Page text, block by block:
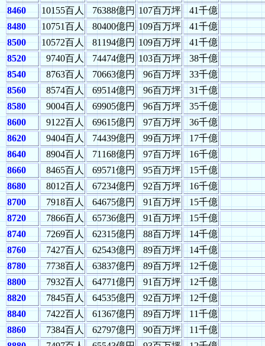
8460
10155百人 76388億円 107百万坪
41千億
8480
10751百人 80400億円 109百万坪
41千億
8500
10572百人 81194億円 109百万坪
41千億
8520
9740百人 74474億円 103百万坪
38千億
8540
8763百人 70663億円 96百万坪
33千億
8560
8574百人 69514億円 96百万坪
31千億
8580
9004百人 69905億円 96百万坪
35千億
8600
9122百人 69615億円 97百万坪
36千億
8620
9404百人 74439億円 99百万坪
17千億
8640
8904百人 71168億円 97百万坪
16千億
8660
8465百人 69571億円 95百万坪
15千億
8680
8012百人 67234億円 92百万坪
16千億
8700
7918百人 64675億円 91百万坪
15千億
8720
7866百人 65736億円 91百万坪
15千億
8740
7269百人 62315億円 88百万坪
14千億
8760
7427百人 62543億円 89百万坪
14千億
8780
7738百人 63837億円 89百万坪
12千億
8800
7932百人 64771億円 91百万坪
12千億
8820
7845百人 64535億円 92百万坪
12千億
8840
7422百人 61367億円 89百万坪
11千億
8860
7384百人 62797億円 90百万坪
11千億